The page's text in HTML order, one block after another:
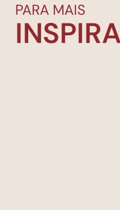
PARA MAIS